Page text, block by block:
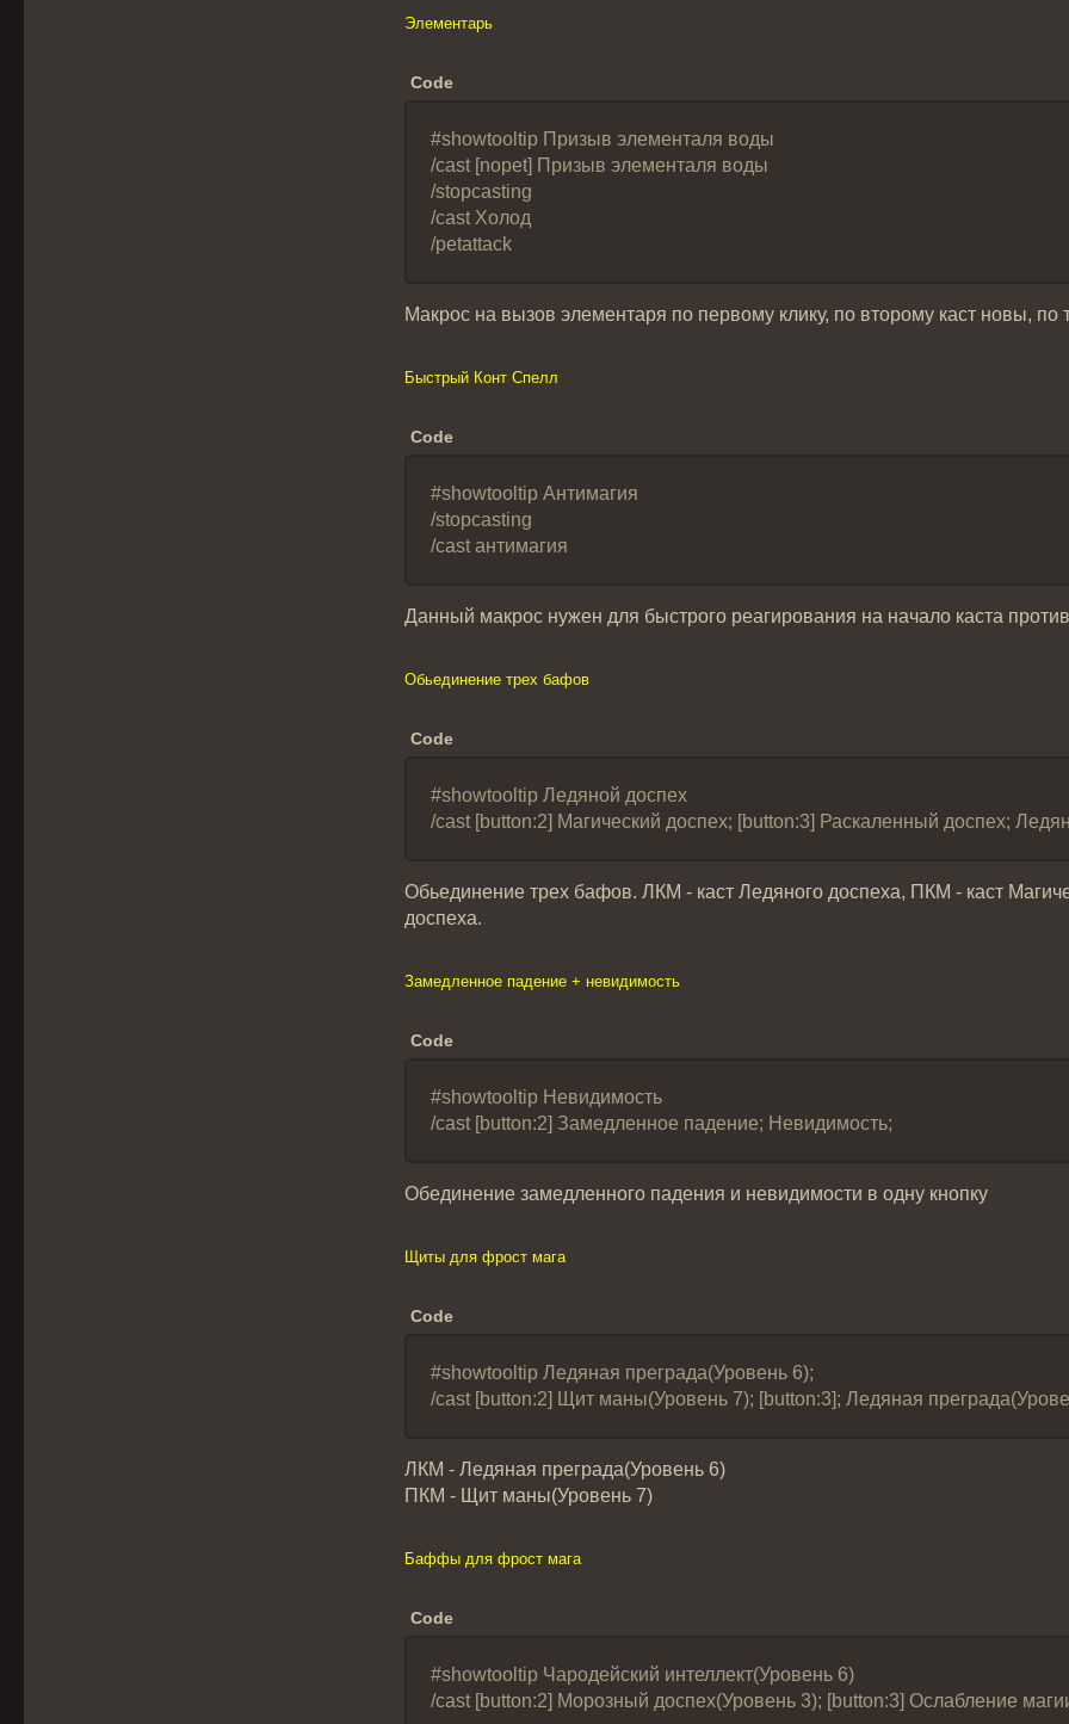
Элементарь
Code
#showtooltip Призыв элементаля воды
/cast [nopet] Призыв элементаля воды
/stopcasting
/cast Холод
/petattack
Макрос на вызов элементаря по первому клику, по второму каст новы, по
Быстрый Конт Спелл
Code
#showtooltip Антимагия
/stopcasting
/cast антимагия
Данный макрос нужен для быстрого реагирования на начало каста
Обьединение трех бафов
Code
#showtooltip Ледяной доспех
/cast [button:2] Магический доспех; [button:3] Раскаленный доспех;
Обьединение трех бафов. ЛКМ - каст Ледяного доспеха, ПКМ - каст
доспеха.
Замедленное падение + невидимость
Code
#showtooltip Невидимость
/cast [button:2] Замедленное падение; Невидимость;
Обединение замедленного падения и невидимости в одну кнопку
Щиты для фрост мага
Code
#showtooltip Ледяная преграда(Уровень 6);
/cast [button:2] Щит маны(Уровень 7); [button:3]; Ледяная
ЛКМ - Ледяная преграда(Уровень 6)
ПКМ - Щит маны(Уровень 7)
Баффы для фрост мага
Code
#showtooltip Чародейский интеллект(Уровень 6)
/cast [button:2] Морозный доспех(Уровень 3); [button:3] Ослабление